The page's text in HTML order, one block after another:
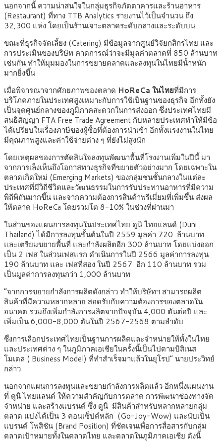
นอกจากนี้ ความน่าสนใจในกลุ่มธุรกิจภัตตาคารและร้านอาหาร
(Restaurant) ที่ทาง TTB Analytics รายงานไว้เป็นจำนวน ถึง
32,300 แห่ง โดยเป็นร้านเจาะตลาดระดับกลางและระดับบน
ขณะที่ธุรกิจจัดเลี้ยง (Catering) มีข้อมูลจากศูนย์วิจัยกสิกรไทย และ
การประเมินของบริษัท คาดการณ์ว่าจะมีมูลค่าตลาดที่ 850 ล้านบาท
เช่นกัน ทำให้มุมมองในการขยายตลาดและลงทุนในไทยมีน้ำหนัก
มากยิ่งขึ้น
เมื่อพิจารณาจากศักยภาพของตลาด HoReCa ในไทยที่มีการ
บริโภคภายในประเทศสูงเหมาะกับการใช้เป็นฐานของธุรกิจ อีกทั้งยัง
เป็นจุดศูนย์กลางของภูมิภาคสะดวกในการส่งออก ซึ่งประเทศไทยมี
สนธิสัญญา FTA Free Trade Agreement กับหลายประเทศทำให้มีข้อ
ได้เปรียบในเรื่องภาษีของผู้ซื้อที่ต้องการนำเข้า อีกทั้งแรงงานในไทย
มีคุณภาพสูงและค่าใช้จ่ายต่าง ๆ ที่ยังไม่สูงนัก
โดยเหตุผลของการตัดสินใจลงทุนพัฒนาพื้นที่โรงงานเพิ่มในปีนี้ มา
จากการเล็งเห็นถึงโอกาสทางธุรกิจที่ขยายตัวอย่างมาก โดยเฉพาะใน
ตลาดเกิดใหม่ (Emerging Markets) ของกลุ่มชนชั้นกลางในแต่ละ
ประเทศที่มีวิถีชีวิตและวัฒนธรรมในการรับประทานอาหารที่มีความ
พิถีพิถันมากขึ้น และจากความต้องการสินค้าพรีเมี่ยมที่เพิ่มขึ้น ส่งผล
ให้ตลาด HoReCa โดยรวมโต 8-10% ในช่วงที่ผ่านมา
ในส่วนของแผนการลงทุนในประเทศไทย ดูนิ ไทยแลนด์ (Duni
Thailand) ได้มีการลงทุนขั้นต้นในปี 2559 มูลค่า 720 ล้านบาท
และเตรียมขยายพื้นที่ และกำลังผลิตอีก 300 ล้านบาท โดยแบ่งออก
เป็น 2 เฟส ในส่วนเฟสแรก ดำเนินการในปี 2566 มูลค่าการลงทุน
190 ล้านบาท และ เฟสที่สอง ในปี 2567 อีก 110 ล้านบาท รวม
เป็นมูลค่าการลงทุนกว่า 1,000 ล้านบาท
“จากการขยายกำลังการผลิตดังกล่าว ทำให้บริษัทฯ สามารถผลิต
สินค้าที่มีความหลากหลาย สอดรับกับความต้องการของตลาดใน
อนาคต รวมถึงเพิ่มกำลังการผลิตจากปัจจุบัน 4,000 ตันต่อปี และ
เพิ่มเป็น 6,000-8,000 ตันในปี 2567-2568 ตามลำดับ
ซึ่งการเลือกประเทศไทยเป็นฐานการผลิตและจำหน่ายให้ทั้งในไทย
และประเทศต่าง ๆ ในภูมิภาคเอเชียในครั้งนี้เป็นไปตามบิสิเนส
โมเดล ( Business Model) ที่ทำสำเร็จมาแล้วในยุโรป” นายประวิทย์
กล่าว
นอกจากแผนการลงทุนและขยายกำลังการผลิตแล้ว อีกหนึ่งแผนงาน
ที่ ดูนิ ไทยแลนด์ ให้ความสำคัญกับการตลาด การพัฒนาช่องทางจัด
จำหน่าย และสร้างแบรนด์ ซึ่ง ดูนิ มีสินค้าสำหรับหลากหลายกลุ่ม
ตลาด แบ่งได้เป็น 3 คอนเซ็ปต์หลัก (Go-Joy-Wow) และนับเป็น
แบรนด์ โพสิชัน (Brand Position) ที่ชัดเจนเพื่อการสื่อสารกับกลุ่ม
ตลาดเป้าหมายทั้งในตลาดไทย และตลาดในภูมิภาคเอเชีย ดังนี้